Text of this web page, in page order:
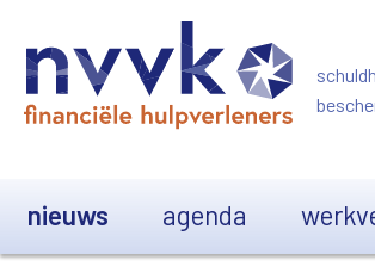
nieuws agenda